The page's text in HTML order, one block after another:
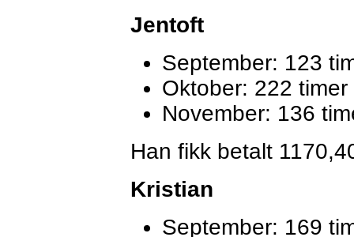
Jentoft
September: 123
Oktober: 222 timer
November: 136
Han fikk betalt
Kristian
September: 169